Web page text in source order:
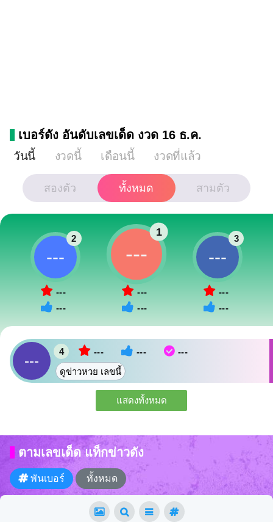
เบอร์ดัง อันดับเลขเด็ด งวด 16 ธ.ค.
วันนี้ งวดนี้ เดือนนี้ งวดที่แล้ว
สองตัว ทั้งหมด สามตัว
---
2
---
---
---
1
---
---
---
3
---
---
---
4 --- ---
---
ดูข่าวหวย เลขนี้
แสดงทั้งหมด
ตามเลขเด็ด แท็กข่าวดัง
พันเบอร์ ทั้งหมด